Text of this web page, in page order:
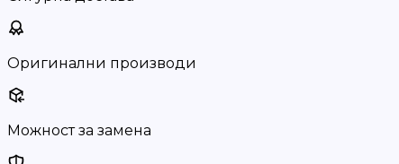
Оригинални производи
Можност за замена